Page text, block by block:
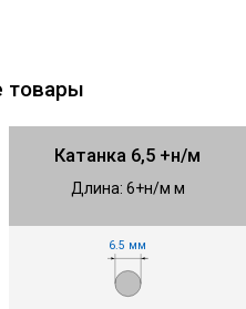
товары
Катанка 6,5 +н/м
Длина: 6+н/м м
6.5 мм